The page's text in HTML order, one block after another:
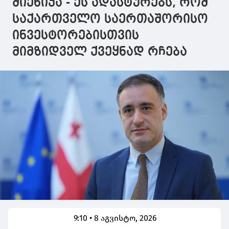
მიენიჭა - ეს ადასტურებს, რომ
საქართველო საერთაშორისო
ინვესტორებისთვის
მიმზიდველ ქვეყნად რჩება
9:10 • 8 აგვისტო, 2026